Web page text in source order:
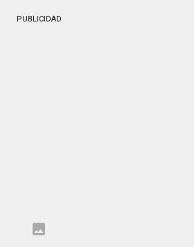
PUBLICIDAD